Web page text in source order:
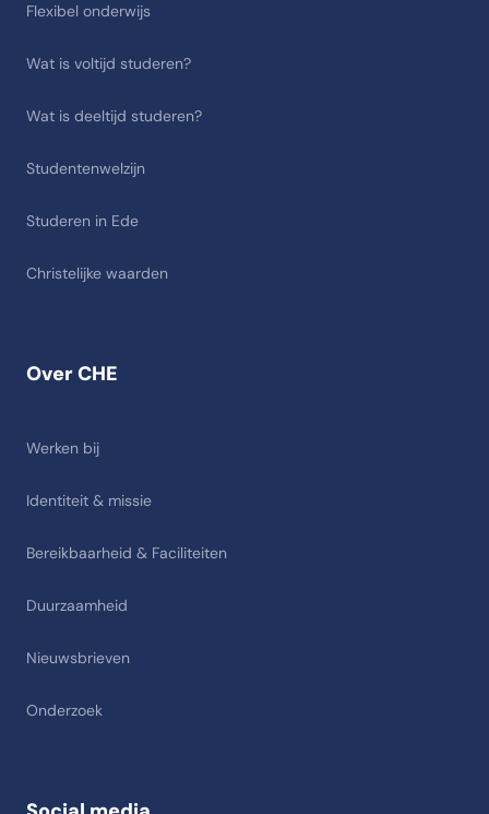
Over CHE
Werken bij
Identiteit & missie
Bereikbaarheid & Faciliteiten
Duurzaamheid
Nieuwsbrieven
Onderzoek
Flexibel onderwijs
Wat is voltijd studeren?
Wat is deeltijd studeren?
Studentenwelzijn
Studeren in Ede
Christelijke waarden